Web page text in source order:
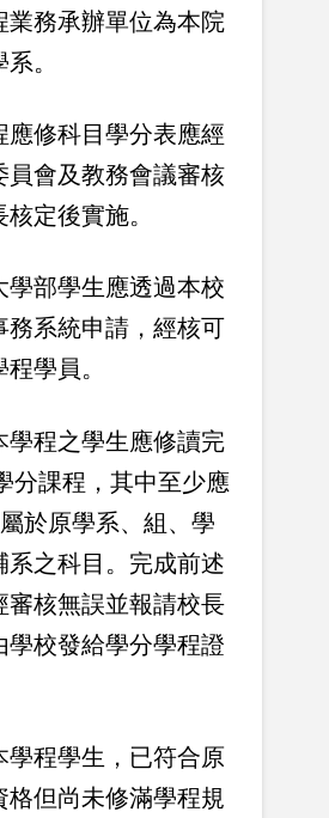
業務承辦單位為本院
。
應修科目學分表應經
員會及教務會議審核
定後實施。
學部學生應透過本校
務系統申請，經核可
學員。
學程之學生應修讀完
分課程，其中至少應
於原學系、組、學
系之科目。完成前述
審核無誤並報請校長
學校發給學分學程證
學程學生，已符合原
格但尚未修滿學程規